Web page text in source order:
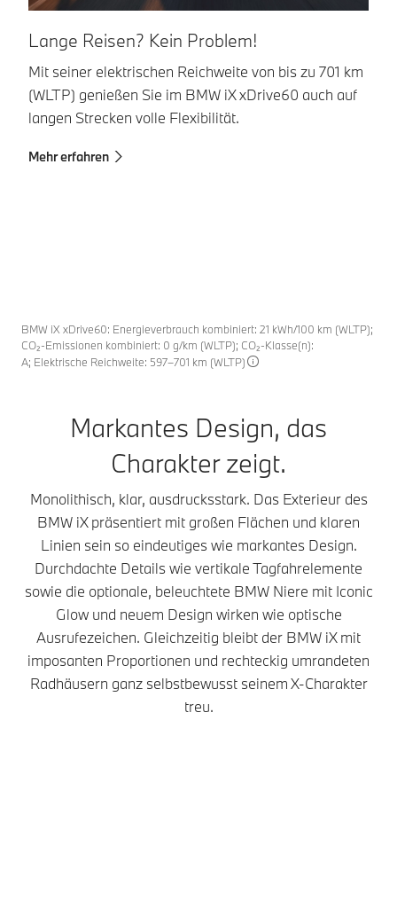
Lange Reisen? Kein Problem!
Mit seiner elektrischen Reichweite von bis zu 701 km
(WLTP) genießen Sie im BMW iX xDrive60 auch auf
langen Strecken volle Flexibilität.
Mehr erfahren
BMW iX xDrive60: Energieverbrauch kombiniert: 21 kWh/100 km (WLTP);
CO₂-Emissionen kombiniert: 0 g/km (WLTP); CO₂-Klasse(n):
A; Elektrische Reichweite: 597–701 km (WLTP)
Markantes Design, das
Charakter zeigt.
Monolithisch, klar, ausdrucksstark. Das Exterieur des
BMW iX präsentiert mit großen Flächen und klaren
Linien sein so eindeutiges wie markantes Design.
Durchdachte Details wie vertikale Tagfahrelemente
sowie die optionale, beleuchtete BMW Niere mit Iconic
Glow und neuem Design wirken wie optische
Ausrufezeichen. Gleichzeitig bleibt der BMW iX mit
imposanten Proportionen und rechteckig umrandeten
Radhäusern ganz selbstbewusst seinem X-Charakter
treu.